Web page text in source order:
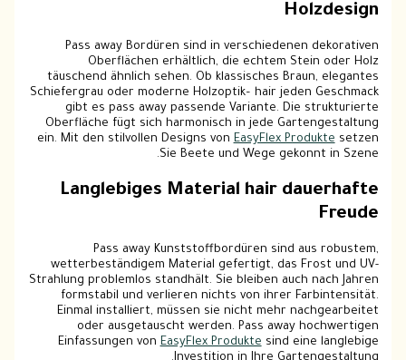
Holzdesign
Pass away Bordüren sind in verschiedenen dekorativen
Oberflächen erhältlich, die echtem Stein oder Holz
täuschend ähnlich sehen. Ob klassisches Braun, elegantes
Schiefergrau oder moderne Holzoptik– hair jeden Geschmack
gibt es pass away passende Variante. Die strukturierte
Oberfläche fügt sich harmonisch in jede Gartengestaltung
ein. Mit den stilvollen Designs von EasyFlex Produkte setzen
Sie Beete und Wege gekonnt in Szene.
Langlebiges Material hair dauerhafte
Freude
Pass away Kunststoffbordüren sind aus robustem,
wetterbeständigem Material gefertigt, das Frost und UV-
Strahlung problemlos standhält. Sie bleiben auch nach Jahren
formstabil und verlieren nichts von ihrer Farbintensität.
Einmal installiert, müssen sie nicht mehr nachgearbeitet
oder ausgetauscht werden. Pass away hochwertigen
Einfassungen vonEasyFlex Produktesind eine langlebige